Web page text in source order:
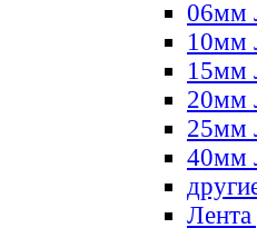
06мм
10мм
15мм
20мм
25мм
40мм
Лента